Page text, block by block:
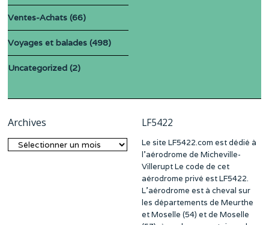
Ventes-Achats (66)
Voyages et balades (498)
Uncategorized (2)
Archives
Archives
LF5422
Le site LF5422.com est dédié à
l’aérodrome de Micheville-
Villerupt Le code de cet
aérodrome privé est LF5422.
L’aérodrome est à cheval sur
les départements de Meurthe
et Moselle (54) et de Moselle